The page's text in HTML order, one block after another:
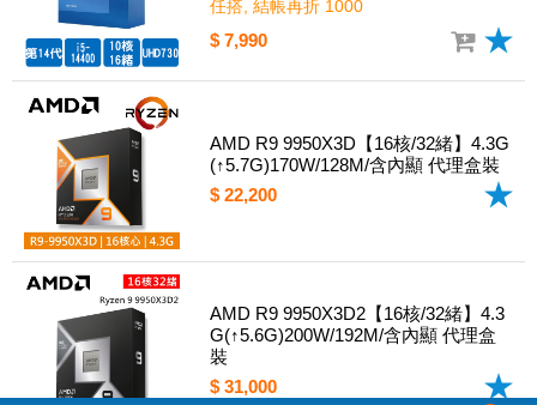
任搭, 結帳再折 1000
$ 7,990
AMD R9 9950X3D【16核/32緒】4.3G
(↑5.7G)170W/128M/含內顯 代理盒裝
$ 22,200
AMD R9 9950X3D2【16核/32緒】4.3
G(↑5.6G)200W/192M/含內顯 代理盒
裝
$ 31,000